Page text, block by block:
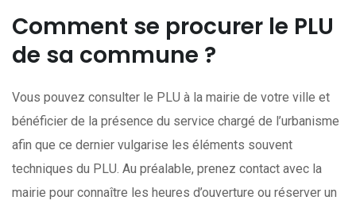
Comment se procurer le PLU
de sa commune ?
Vous pouvez consulter le PLU à la mairie de votre ville et
bénéficier de la présence du service chargé de l’urbanisme
afin que ce dernier vulgarise les éléments souvent
techniques du PLU. Au préalable, prenez contact avec la
mairie pour connaître les heures d’ouverture ou réserver un